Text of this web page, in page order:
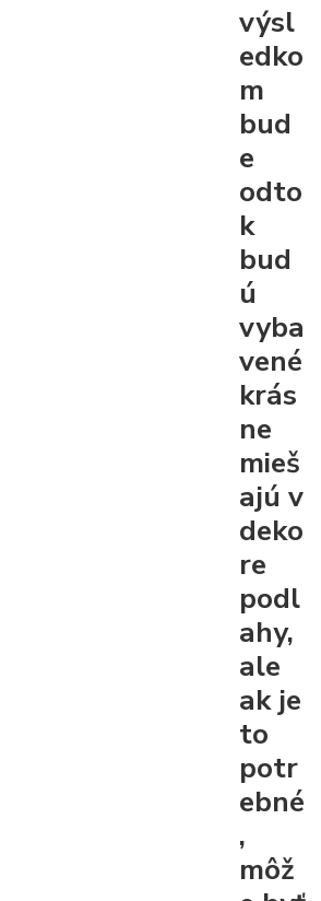
výsl
edko
m
bud
e
odto
k
bud
ú
vyba
vené
krás
ne
mieš
ajú v
deko
re
podl
ahy,
ale
ak je
to
potr
ebné
,
môž